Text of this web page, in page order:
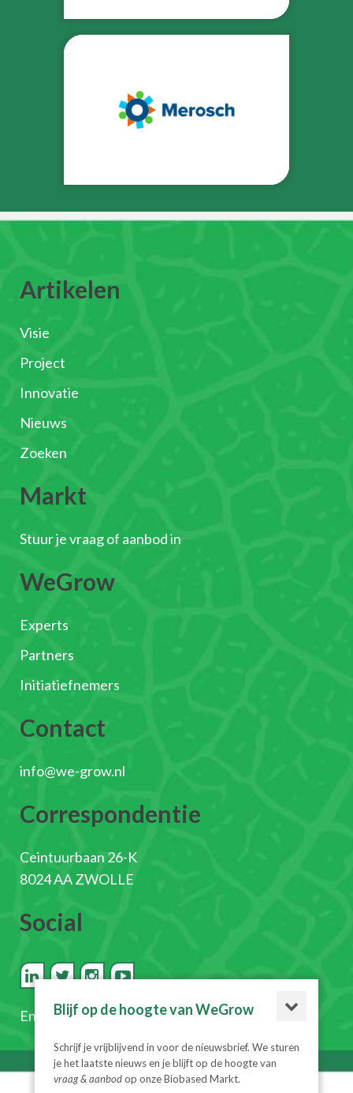
Artikelen
Visie
Project
Innovatie
Nieuws
Zoeken
Markt
Stuur je vraag of aanbod in
WeGrow
Experts
Partners
Initiatiefnemers
Contact
info@we-grow.nl
Correspondentie
Ceintuurbaan 26-K
8024 AA ZWOLLE
Social
En schrijf je in voor de nieuwsbrief
Blijf op de hoogte van WeGrow
Schrijf je vrijblijvend in voor de nieuwsbrief. We sturen
je het laatste nieuws en je blijft op de hoogte van
vraag & aanbodop onze Biobased Markt.